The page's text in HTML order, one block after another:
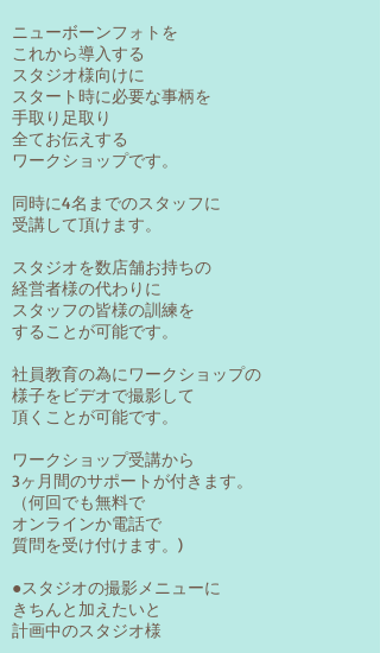
ニューボーンフォトを
これから導入する
スタジオ様向けに
スタート時に必要な事柄を
手取り足取り
全てお伝えする
ワークショップです。
同時に4名までのスタッフに
受講して頂けます。
スタジオを数店舗お持ちの
経営者様の代わりに
スタッフの皆様の訓練を
することが可能です。
社員教育の為にワークショップの
様子をビデオで撮影して
頂くことが可能です。
ワークショップ受講から
3ヶ月間のサポートが付きます。
（何回でも無料で
オンラインか電話で
質問を受け付けます。)
●スタジオの撮影メニューに
きちんと加えたいと
計画中のスタジオ様